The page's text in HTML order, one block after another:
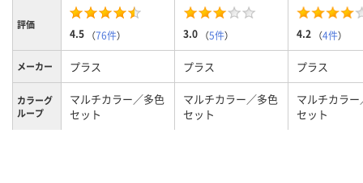
評価
4.5 （76件） 3.0 （5件） 4.2 （4件）
メーカー プラス プラス プラス
カラーグ
ループ
マルチカラー／多色
セット
マルチカラー／多色
セット
マルチカラ
セット